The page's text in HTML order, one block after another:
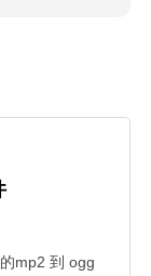
mp2 到 ogg